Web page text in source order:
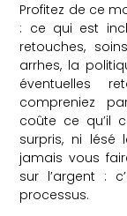
Profitez de ce
: ce qui est
retouches,
arrhes, la
éventuelles
compreniez
coûte ce qu’il
surpris, ni lésé
jamais vous
sur l’argent :
processus.